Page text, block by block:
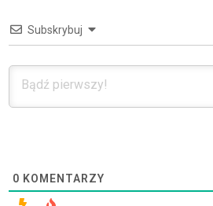
Subskrybuj
0 KOMENTARZY